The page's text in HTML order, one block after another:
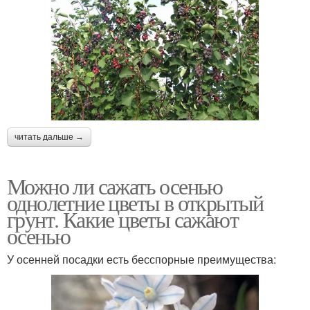
читать дальше →
Можно ли сажать осенью
однолетние цветы в открытый
грунт. Какие цветы сажают
осенью
У осенней посадки есть бесспорные преимущества: